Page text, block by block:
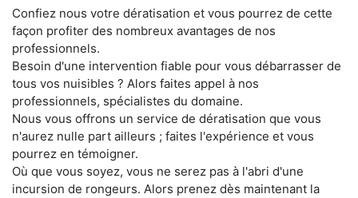
Confiez nous votre dératisation et vous pourrez de cette
façon profiter des nombreux avantages de nos
professionnels.
Besoin d'une intervention fiable pour vous débarrasser de
tous vos nuisibles ? Alors faites appel à nos
professionnels, spécialistes du domaine.
Nous vous offrons un service de dératisation que vous
n'aurez nulle part ailleurs ; faites l'expérience et vous
pourrez en témoigner.
Où que vous soyez, vous ne serez pas à l'abri d'une
incursion de rongeurs. Alors prenez dès maintenant la